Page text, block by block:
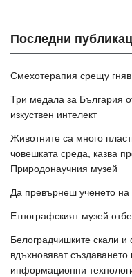
Последни
Смехотерапия срещу гняв
Три медала за България
изкуствен интелект
Животните са много
човешката среда, казва
Природонаучния музей
Да превърнеш ученето на
Етнографският музей
Белоградчишките скали
вдъхновяват
информационни